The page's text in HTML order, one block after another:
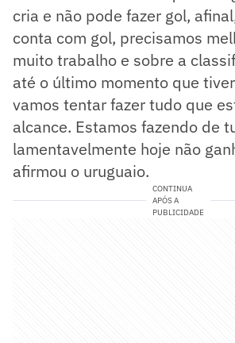
cria e não pode fazer gol,
conta com gol, precisamos
muito trabalho e sobre a
até o último momento que
vamos tentar fazer tudo que
alcance. Estamos fazendo de
lamentavelmente hoje não
afirmou o uruguaio.
CONTINUA
APÓS A
PUBLICIDADE